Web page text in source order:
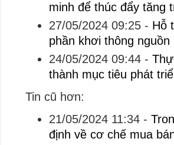
minh để thúc đẩy tăng
27/05/2024 09:25- Hỗ
phần khơi thông
24/05/2024 09:44-
thành mục tiêu phát
Tin cũ hơn:
21/05/2024 11:34-
định về cơ chế mua